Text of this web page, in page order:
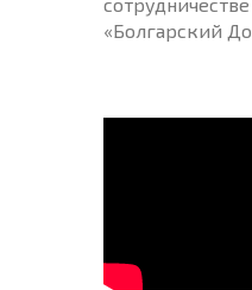
«Болгарский